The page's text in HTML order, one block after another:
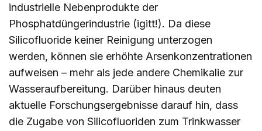
industrielle Nebenprodukte der
Phosphatdüngerindustrie (igitt!). Da diese
Silicofluoride keiner Reinigung unterzogen
werden, können sie erhöhte Arsenkonzentrationen
aufweisen – mehr als jede andere Chemikalie zur
Wasseraufbereitung. Darüber hinaus deuten
aktuelle Forschungsergebnisse darauf hin, dass
die Zugabe von Silicofluoriden zum Trinkwasser